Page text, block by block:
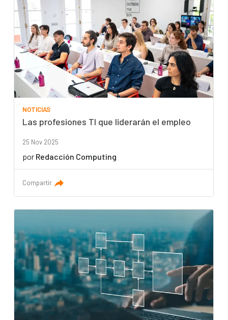
NOTICIAS
Las profesiones TI que liderarán el empleo
25 Nov 2025
por Redacción Computing
Compartir